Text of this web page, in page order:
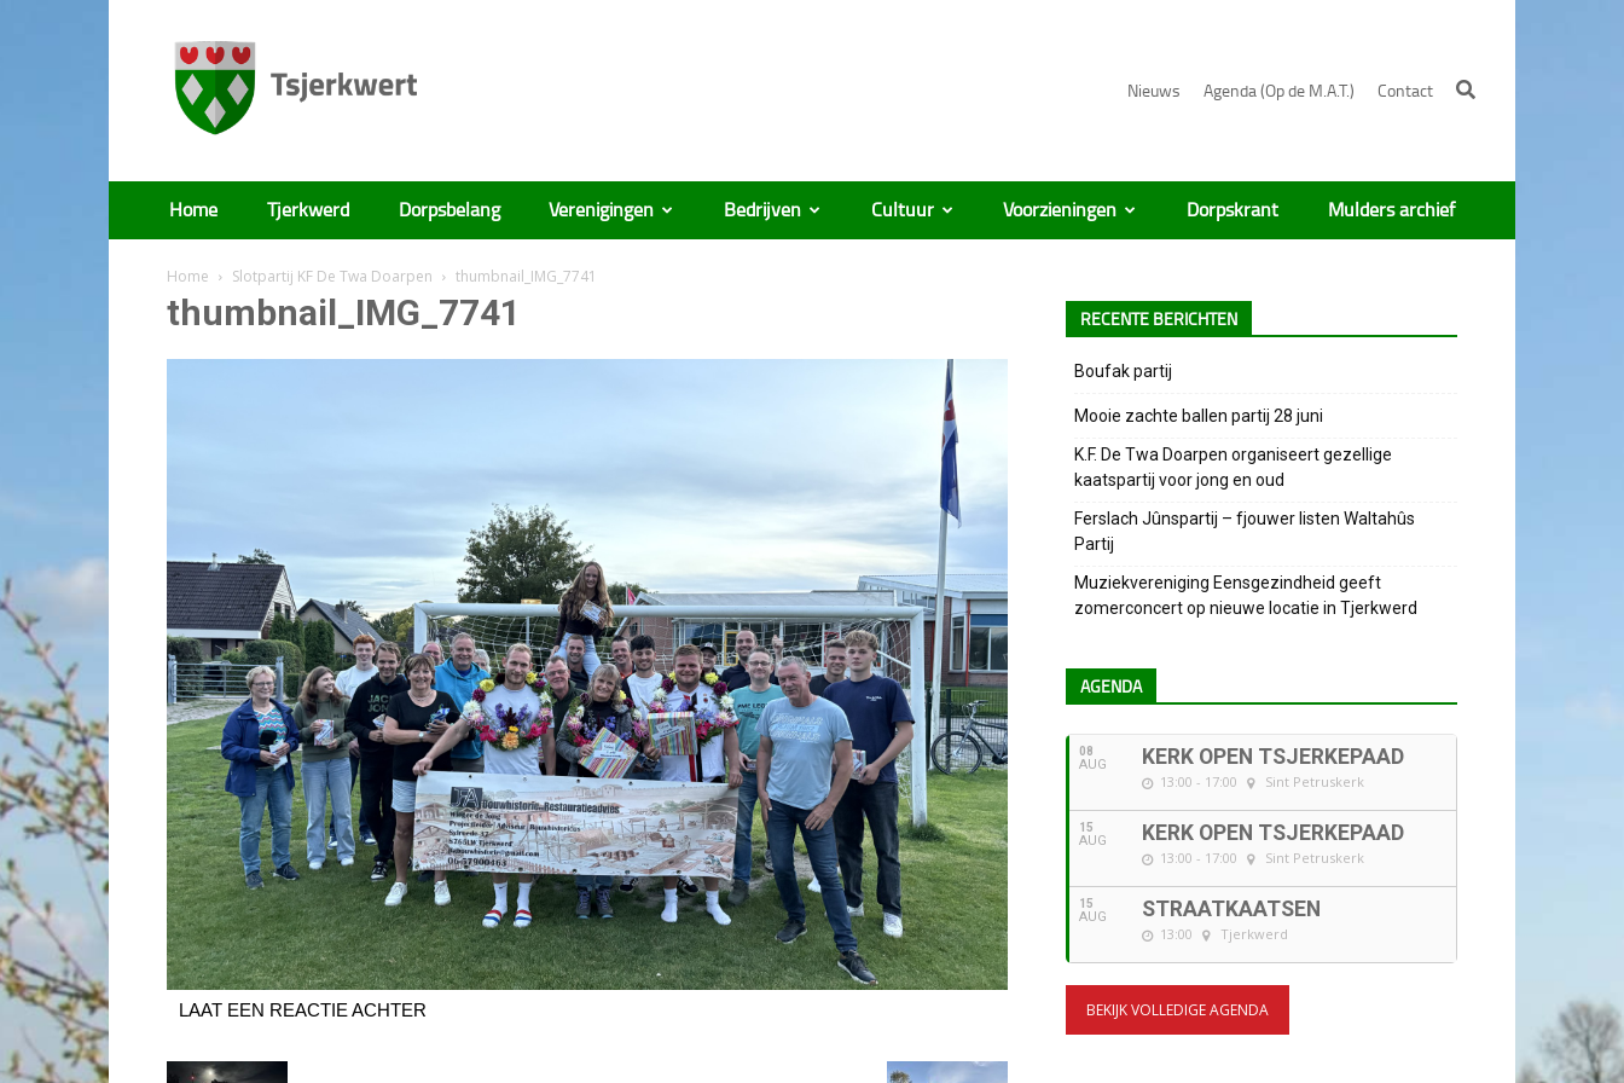
Nieuws Agenda (Op de M.A.T.) Contact
Tsjerkwert
Home Tjerkwerd Dorpsbelang Verenigingen Bedrijven Cultuur Voorzieningen Dorpskrant Mulders archief
Home Slotpartij KF De Twa Doarpen thumbnail_IMG_7741
thumbnail_IMG_7741
LAAT EEN REACTIE ACHTER
RECENTE BERICHTEN
Boufak partij
Mooie zachte ballen partij 28 juni
K.F. De Twa Doarpen organiseert gezellige
kaatspartij voor jong en oud
Ferslach Jûnspartij – fjouwer listen Waltahûs
Partij
Muziekvereniging Eensgezindheid geeft
zomerconcert op nieuwe locatie in Tjerkwerd
AGENDA
08
AUG KERK OPEN TSJERKEPAAD
13:00 - 17:00 Sint Petruskerk
15
AUG KERK OPEN TSJERKEPAAD
13:00 - 17:00 Sint Petruskerk
15
AUG STRAATKAATSEN
13:00 Tjerkwerd
BEKIJK VOLLEDIGE AGENDA